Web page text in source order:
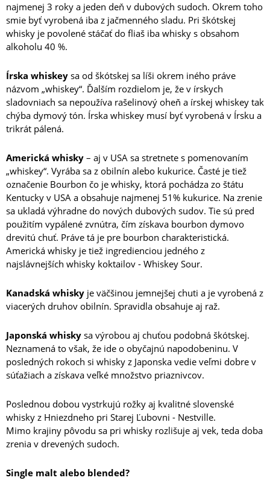
najmenej 3 roky a jeden deň v dubových sudoch. Okrem toho
smie byť vyrobená iba z jačmenného sladu. Pri škótskej
whisky je povolené stáčať do fliaš iba whisky s obsahom
alkoholu 40 %.
Írska whiskey sa od škótskej sa líši okrem iného práve
názvom „whiskey“. Ďalším rozdielom je, že v írskych
sladovniach sa nepoužíva rašelinový oheň a írskej whiskey tak
chýba dymový tón. Írska whiskey musí byť vyrobená v Írsku a
trikrát pálená.
Americká whisky – aj v USA sa stretnete s pomenovaním
„whiskey“. Vyrába sa z obilnín alebo kukurice. Časté je tiež
označenie Bourbon čo je whisky, ktorá pochádza zo štátu
Kentucky v USA a obsahuje najmenej 51% kukurice. Na zrenie
sa ukladá výhradne do nových dubových sudov. Tie sú pred
použitím vypálené zvnútra, čím získava bourbon dymovo
drevitú chuť. Práve tá je pre bourbon charakteristická.
Americká whisky je tiež ingredienciou jedného z
najslávnejších whisky koktailov - Whiskey Sour.
Kanadská whisky je väčšinou jemnejšej chuti a je vyrobená z
viacerých druhov obilnín. Spravidla obsahuje aj raž.
Japonská whisky sa výrobou aj chuťou podobná škótskej.
Neznamená to však, že ide o obyčajnú napodobeninu. V
posledných rokoch si whisky z Japonska vedie veľmi dobre v
súťažiach a získava veľké množstvo priaznivcov.
Poslednou dobou vystrkujú rožky aj kvalitné slovenské
whisky z Hniezdneho pri Starej Ľubovni - Nestville.
Mimo krajiny pôvodu sa pri whisky rozlišuje aj vek, teda doba
zrenia v drevených sudoch.
Single malt alebo blended?